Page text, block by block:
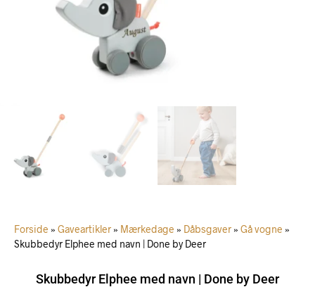
Forside » Gaveartikler » Mærkedage » Dåbsgaver » Gå vogne »
Skubbedyr Elphee med navn | Done by Deer
Skubbedyr Elphee med navn | Done by Deer